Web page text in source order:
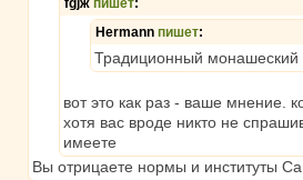
fgjж пишет:
Hermann пишет:
Традиционный монашеский
вот это как раз - ваше мнение.
хотя вас вроде никто не
имеете
Вы отрицаете нормы и институты